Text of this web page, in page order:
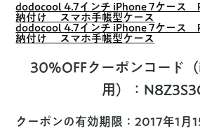
dodocool 4.7インチ iPhone 7ケース
納付け スマホ手帳型ケース
dodocool 4.7インチ iPhone 7ケース
納付け スマホ手帳型ケース
30%OFFクーポンコード
用）：
クーポンの有効期限：2017年1月